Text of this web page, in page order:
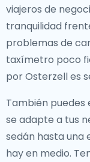
viajeros de
tranquilidad
problemas de
taxímetro poco
por Osterzell es
También puedes
se adapte a tus
sedán hasta una
hay en medio.